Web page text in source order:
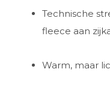
Technische
fleece aan
Warm, maar